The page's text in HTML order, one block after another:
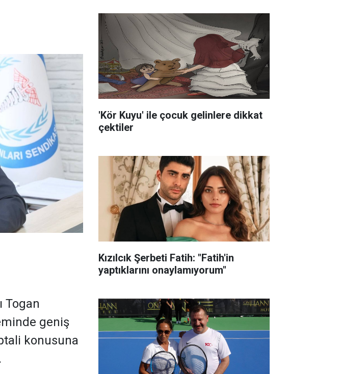
Togan
geniş
konusuna
'Kör Kuyu' ile çocuk gelinlere dikkat
çektiler
Kızılcık Şerbeti Fatih: "Fatih'in
yaptıklarını onaylamıyorum"